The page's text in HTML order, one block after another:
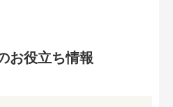
お役立ち情報